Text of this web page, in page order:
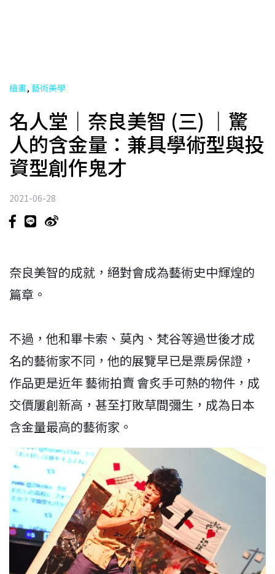
繪畫, 藝術美學
名人堂｜奈良美智 (三) ｜驚
人的含金量：兼具學術型與投
資型創作鬼才
2021-06-28
奈良美智的成就，絕對會成為藝術史中輝煌的
篇章。
不過，他和畢卡索、莫內、梵谷等過世後才成
名的藝術家不同，他的展覽早已是票房保證，
作品更是近年 藝術拍賣 會炙手可熱的物件，成
交價屢創新高，甚至打敗草間彌生，成為日本
含金量最高的藝術家。